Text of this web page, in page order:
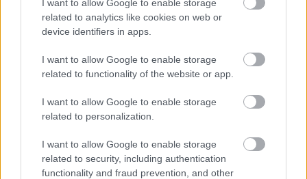
I want to allow Google to enable storage
related to analytics like cookies on web or
device identifiers in apps.
I want to allow Google to enable storage
related to functionality of the website or app.
I want to allow Google to enable storage
related to personalization.
I want to allow Google to enable storage
related to security, including authentication
functionality and fraud prevention, and other